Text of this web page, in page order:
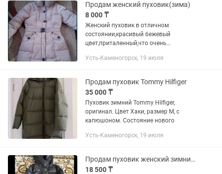
Продам женский пуховик(зима)
8 000 ₸
Женский пуховик в отличном
состоянии,красивый бежевый
цвет,приталенный,что очень
Усть-Каменогорск, 19 июля
Продам пуховик Tommy Hilfiger
35 000 ₸
Пуховик зимний Tommy Hilfiger,
оригинал. Цвет Хаки, размер М, с
капюшоном. Состояние нового
Усть-Каменогорск, 19 июля
Продам пуховик женский зимний размер 42-44
18 500 ₸